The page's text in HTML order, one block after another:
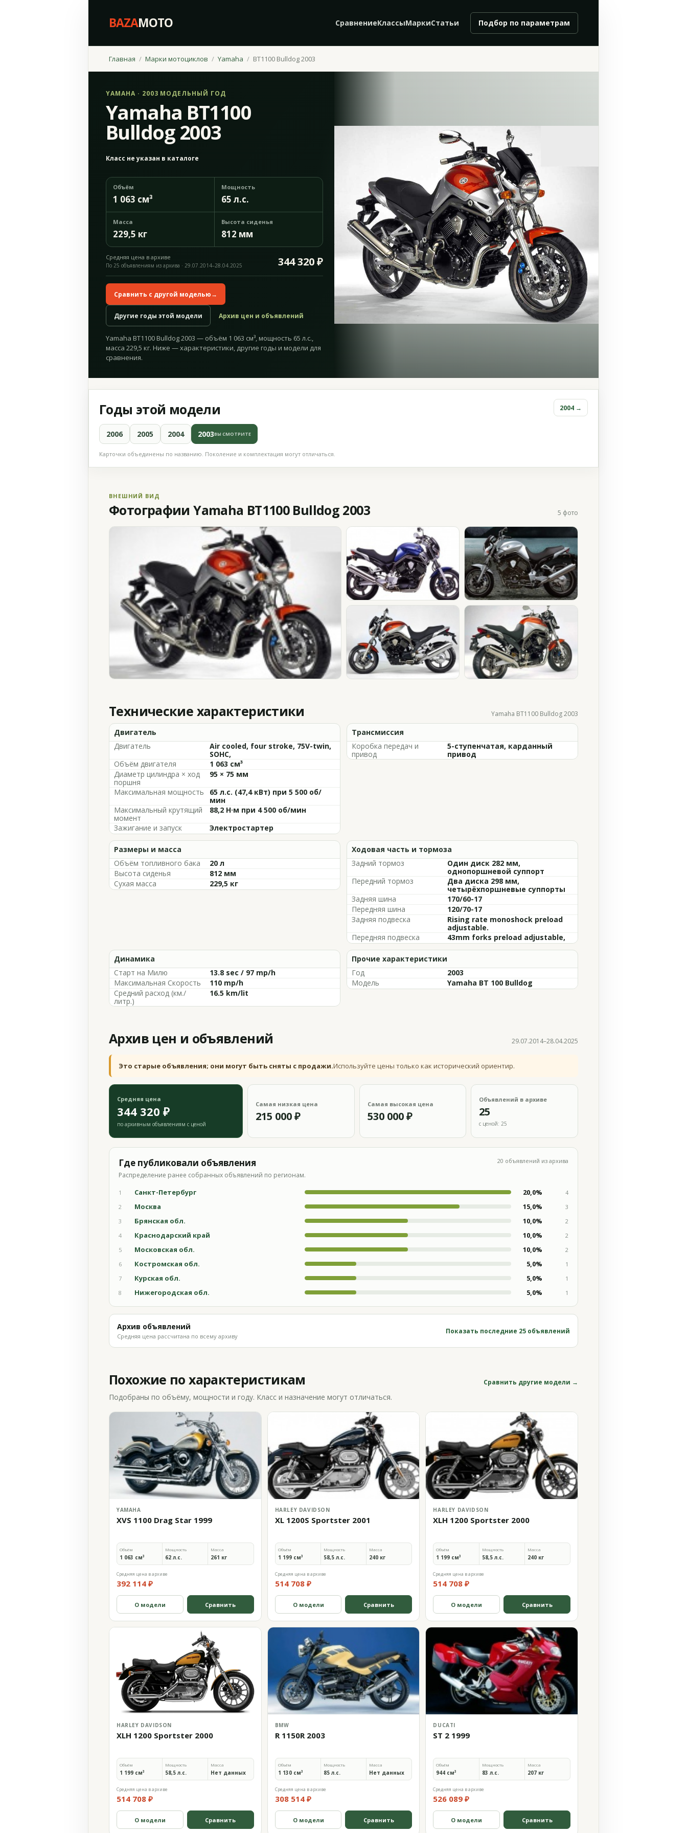
BAZAMOTO СравнениеКлассыМаркиСтатьи Подбор по параметрам
Главная Марки мотоциклов Yamaha BT1100 Bulldog 2003
YAMAHA · 2003 МОДЕЛЬНЫЙ ГОД
Yamaha BT1100
Bulldog 2003
Класс не указан в каталоге
Объём
1 063 см³
Мощность
65 л.с.
Масса
229,5 кг
Высота сиденья
812 мм
Средняя цена в архиве 344 320 ₽
По 25 объявлениям из архива · 29.07.2014–28.04.2025
Сравнить с другой моделью→
Другие годы этой модели Архив цен и объявлений
Yamaha BT1100 Bulldog 2003 — объём 1 063 см³, мощность 65 л.с.,
масса 229,5 кг. Ниже — характеристики, другие годы и модели для
сравнения.
Годы этой модели 2004 →
2006 2005 2004 2003ВЫ СМОТРИТЕ
Карточки объединены по названию. Поколение и комплектация могут отличаться.
ВНЕШНИЙ ВИД
Фотографии Yamaha BT1100 Bulldog 2003 5 фото
Технические характеристики Yamaha BT1100 Bulldog 2003
Двигатель
Двигатель
Air cooled, four stroke, 75V-twin,
SOHC,
Объём двигателя
1 063 см³
Диаметр цилиндра × ход
поршня
95 × 75 мм
Максимальная мощность
65 л.с. (47,4 кВт) при 5 500 об/
мин
Максимальный крутящий
момент
88,2 Н·м при 4 500 об/мин
Зажигание и запуск
Электростартер
Трансмиссия
Коробка передач и
привод
5-ступенчатая, карданный
привод
Размеры и масса
Объём топливного бака
20 л
Высота сиденья
812 мм
Сухая масса
229,5 кг
Ходовая часть и тормоза
Задний тормоз
Один диск 282 мм,
однопоршневой суппорт
Передний тормоз
Два диска 298 мм,
четырёхпоршневые суппорты
Задняя шина
170/60-17
Передняя шина
120/70-17
Задняя подвеска
Rising rate monoshock preload
adjustable.
Передняя подвеска
43mm forks preload adjustable,
Динамика
Старт на Милю
13.8 sec / 97 mp/h
Максимальная Скорость
110 mp/h
Средний расход (км./
литр.)
16.5 km/lit
Прочие характеристики
Год
2003
Модель
Yamaha BT 100 Bulldog
Архив цен и объявлений 29.07.2014–28.04.2025
Это старые объявления; они могут быть сняты с продажи.Используйте цены только как исторический ориентир.
Средняя цена
344 320 ₽
по архивным объявлениям с ценой
Самая низкая цена
215 000 ₽
Самая высокая цена
530 000 ₽
Объявлений в архиве
25
с ценой: 25
Где публиковали объявления
Распределение ранее собранных объявлений по регионам.
20 объявлений из архива
1 Санкт-Петербург 20,0%
4
2
Москва 15,0%
3
3
Брянская обл. 10,0%
2
4
Краснодарский край 10,0%
2
5
Московская обл. 10,0%
2
6
Костромская обл. 5,0%
1
7
Курская обл. 5,0%
1
8
Нижегородская обл. 5,0% 1
Архив объявлений
Средняя цена рассчитана по всему архиву
Показать последние 25 объявлений
Похожие по характеристикам Сравнить другие модели →
Подобраны по объёму, мощности и году. Класс и назначение могут отличаться.
YAMAHA
XVS 1100 Drag Star 1999
Объём
1 063 см³
Мощность
62 л.с.
Масса
261 кг
Средняя цена в архиве
392 114 ₽
О модели Сравнить
HARLEY DAVIDSON
XL 1200S Sportster 2001
Объём
1 199 см³
Мощность
58,5 л.с.
Масса
240 кг
Средняя цена в архиве
514 708 ₽
О модели Сравнить
HARLEY DAVIDSON
XLH 1200 Sportster 2000
Объём
1 199 см³
Мощность
58,5 л.с.
Масса
240 кг
Средняя цена в архиве
514 708 ₽
О модели Сравнить
HARLEY DAVIDSON
XLH 1200 Sportster 2000
Объём
1 199 см³
Мощность
58,5 л.с.
Масса
Нет данных
Средняя цена в архиве
514 708 ₽
О модели Сравнить
BMW
R 1150R 2003
Объём
1 130 см³
Мощность
85 л.с.
Масса
Нет данных
Средняя цена в архиве
308 514 ₽
О модели Сравнить
DUCATI
ST 2 1999
Объём
944 см³
Мощность
83 л.с.
Масса
207 кг
Средняя цена в архиве
526 089 ₽
О модели Сравнить